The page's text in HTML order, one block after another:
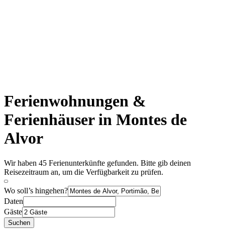
Ferienwohnungen &
Ferienhäuser in Montes de
Alvor
Wir haben 45 Ferienunterkünfte gefunden. Bitte gib deinen
Reisezeitraum an, um die Verfügbarkeit zu prüfen.
Wo soll’s hingehen?
Daten
Gäste
Suchen